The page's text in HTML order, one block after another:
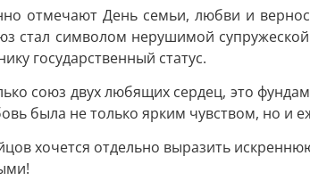
отмечают День семьи, любви и
стал символом нерушимой супружеской
государственный статус.
союз двух любящих сердец, это
была не только ярким чувством, но и
хочется отдельно выразить